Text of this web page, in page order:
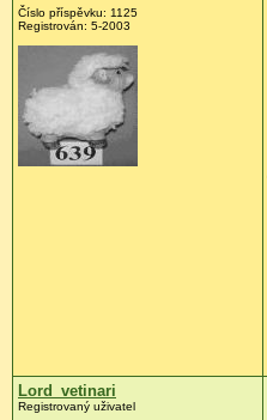
Číslo příspěvku: 1125
Registrován: 5-2003
Lord_vetinari
Registrovaný uživatel